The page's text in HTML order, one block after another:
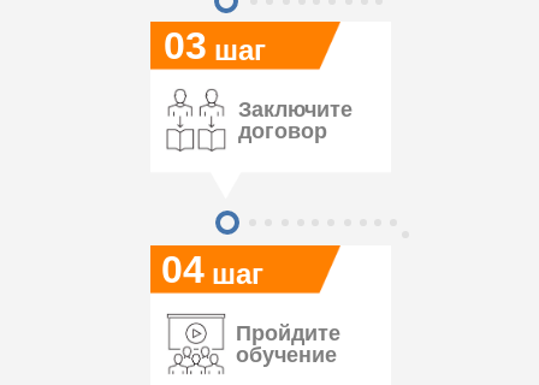
04
03 шаг
шаг
Заключите
договор
Пройдите
обучение